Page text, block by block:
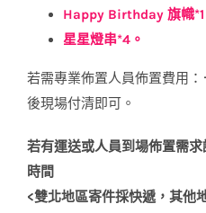
Happy Birthday 旗幟*1
星星燈串*4。
若需專業佈置人員佈置費用：
後現場付清即可。
若有運送或人員到場佈置需
時間
<雙北地區寄件採快遞，其他